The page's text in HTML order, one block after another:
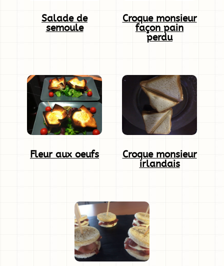
Salade de
semoule
Croque monsieur
façon pain
perdu
Fleur aux oeufs
Croque monsieur
irlandais